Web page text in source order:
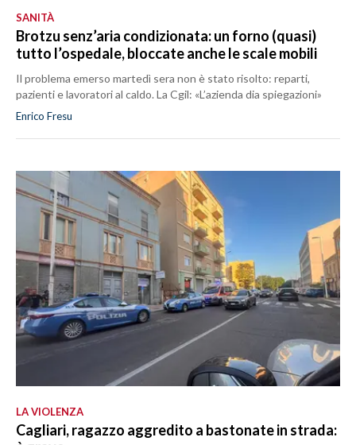
SANITÀ
Brotzu senz’aria condizionata: un forno (quasi)
tutto l’ospedale, bloccate anche le scale mobili
Il problema emerso martedì sera non è stato risolto: reparti,
pazienti e lavoratori al caldo. La Cgil: «L’azienda dia spiegazioni»
Enrico Fresu
LA VIOLENZA
Cagliari, ragazzo aggredito a bastonate in strada: